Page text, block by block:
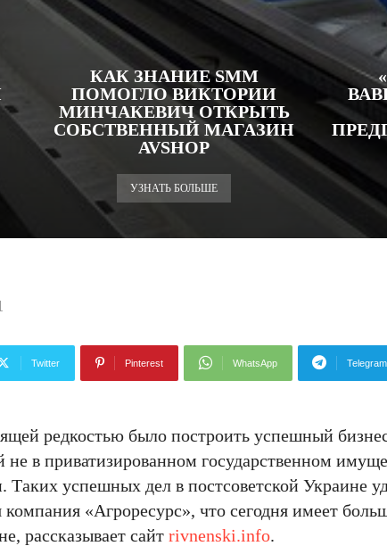
КАК ЗНАНИЕ SMM
ПОМОГЛО ВИКТОРИИ
МИНЧАКЕВИЧ ОТКРЫТЬ
СОБСТВЕННЫЙ МАГАЗИН
AVSHOP
УЗНАТЬ БОЛЬШЕ
Twitter Pinterest WhatsApp Telegram
редкостью было построить успешный
не в приватизированном государственном
Таких успешных дел в постсоветской Украине
компания «Агроресурс», что сегодня имеет
рассказывает сайт rivnenski.info.